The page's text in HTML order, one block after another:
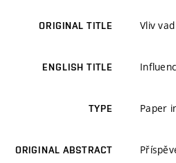
ORIGINAL TITLE Vliv
ENGLISH TITLE
TYPE Paper
ORIGINAL ABSTRACT